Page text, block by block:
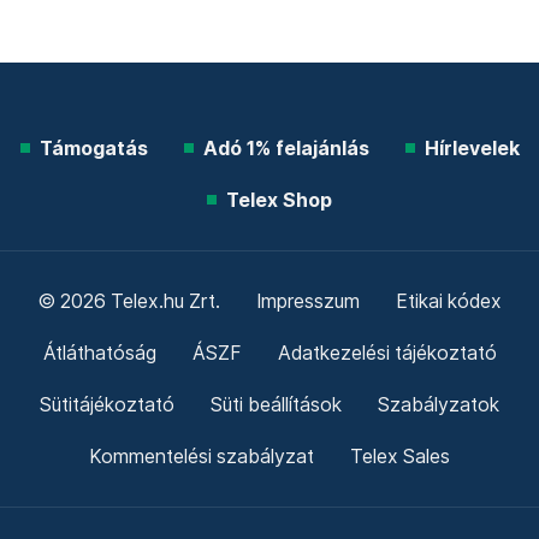
Támogatás Adó 1% felajánlás Hírlevelek
Telex Shop
© 2026 Telex.hu Zrt. Impresszum Etikai kódex
Átláthatóság ÁSZF Adatkezelési tájékoztató
Sütitájékoztató Süti beállítások Szabályzatok
Kommentelési szabályzat Telex Sales